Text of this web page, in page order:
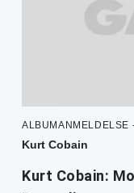
ALBUMANMELDELSE
Kurt Cobain
Kurt Cobain: